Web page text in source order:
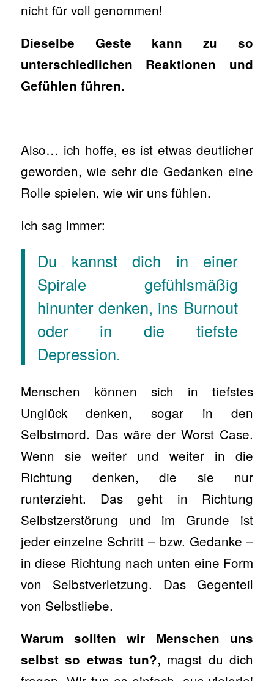
nicht für voll genommen!
Dieselbe Geste kann zu so
unterschiedlichen Reaktionen und
Gefühlen führen.
Also… ich hoffe, es ist etwas deutlicher
geworden, wie sehr die Gedanken eine
Rolle spielen, wie wir uns fühlen.
Ich sag immer:
Du kannst dich in einer
Spirale gefühlsmäßig
hinunter denken, ins Burnout
oder in die tiefste
Depression.
Menschen können sich in tiefstes
Unglück denken, sogar in den
Selbstmord. Das wäre der Worst Case.
Wenn sie weiter und weiter in die
Richtung denken, die sie nur
runterzieht. Das geht in Richtung
Selbstzerstörung und im Grunde ist
jeder einzelne Schritt – bzw. Gedanke –
in diese Richtung nach unten eine Form
von Selbstverletzung. Das Gegenteil
von Selbstliebe.
Warum sollten wir Menschen uns
selbst so etwas tun?, magst du dich